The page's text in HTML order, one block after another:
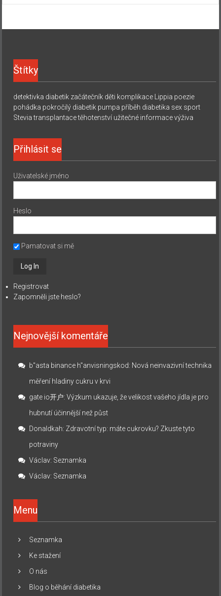
Štítky
detektivka diabetik začátečník děti komplikace Lippia poezie
pohádka pokročilý diabetik pumpa příběh diabetika sex sport
Stevia transplantace těhotenství užitečné informace výživa
Přihlásit se
Uživatelské jméno
Heslo
Pamatovat si mě
Registrovat
Zapomněli jste heslo?
Nejnovější komentáře
b"asta binance h"anvisningskod: Nová neinvazivní technika
měření hladiny cukru v krvi
gate io开户:Výzkum ukazuje, že velikost vašeho jídla je pro
hubnutí účinnější než půst
Donaldkah: Zdravotní typ: máte cukrovku? Zkuste tyto
potraviny
Václav: Seznamka
Václav: Seznamka
Menu
Seznamka
Ke stažení
O nás
Blog o běhání diabetika